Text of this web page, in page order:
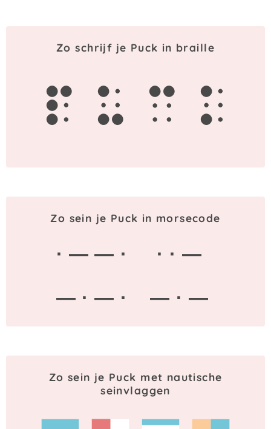
Zo schrijf je Puck in braille
p u c k
Zo sein je Puck in morsecode
· — — ·
· · —
— · — ·
— · —
Zo sein je Puck met nautische
seinvlaggen